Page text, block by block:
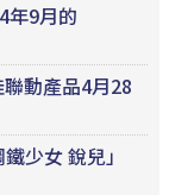
年9月的
動產品4月28
少女 銳兒」